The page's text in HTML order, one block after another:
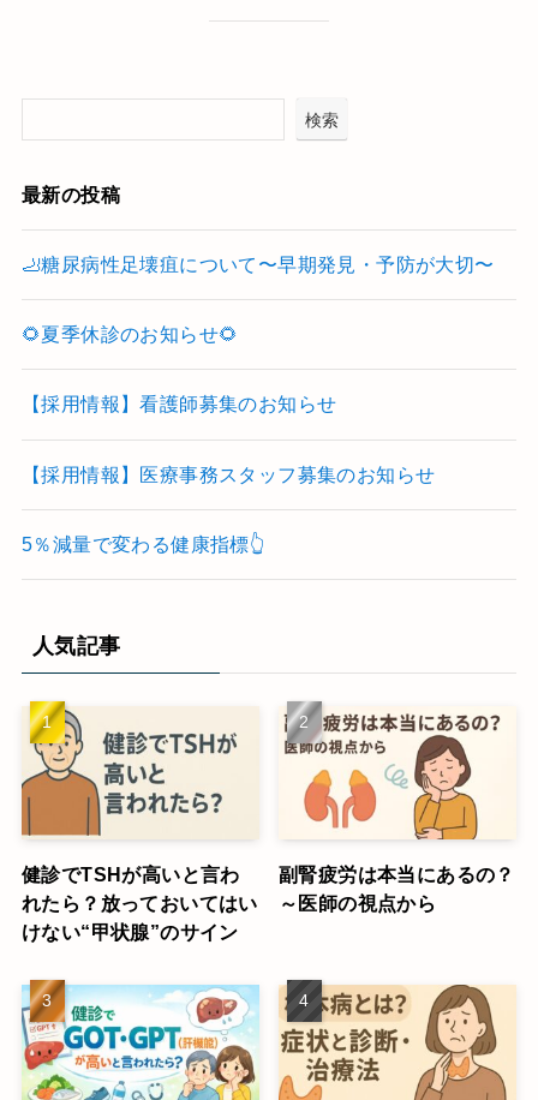
検索
最新の投稿
🦶糖尿病性足壊疽について〜早期発見・予防が大切〜
🌻夏季休診のお知らせ🌻
【採用情報】看護師募集のお知らせ
【採用情報】医療事務スタッフ募集のお知らせ
5％減量で変わる健康指標👆
人気記事
健診でTSHが高いと言わ
れたら？放っておいてはい
けない“甲状腺”のサイン
副腎疲労は本当にあるの？
～医師の視点から